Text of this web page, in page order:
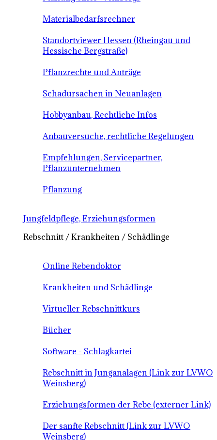
Materialbedarfsrechner
Standortviewer Hessen (Rheingau und
Hessische Bergstraße)
Pflanzrechte und Anträge
Schadursachen in Neuanlagen
Hobbyanbau, Rechtliche Infos
Anbauversuche, rechtliche Regelungen
Empfehlungen, Servicepartner,
Pflanzunternehmen
Pflanzung
Jungfeldpflege, Erziehungsformen
Rebschnitt / Krankheiten / Schädlinge
Online Rebendoktor
Krankheiten und Schädlinge
Virtueller Rebschnittkurs
Bücher
Software - Schlagkartei
Rebschnitt in Junganalagen (Link zur LVWO
Weinsberg)
Erziehungsformen der Rebe (externer Link)
Der sanfte Rebschnitt (Link zur LVWO
Weinsberg)